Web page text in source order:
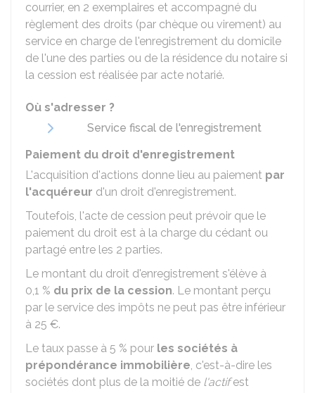
courrier, en 2 exemplaires et accompagné du
règlement des droits (par chèque ou virement) au
service en charge de l'enregistrement du domicile
de l'une des parties ou de la résidence du notaire si
la cession est réalisée par acte notarié.
Où s'adresser ?
Service fiscal de l'enregistrement
Paiement du droit d'enregistrement
L'acquisition d'actions donne lieu au paiement par
l'acquéreur d'un droit d'enregistrement.
Toutefois, l'acte de cession peut prévoir que le
paiement du droit est à la charge du cédant ou
partagé entre les 2 parties.
Le montant du droit d'enregistrement s'élève à
0,1 % du prix de la cession. Le montant perçu
par le service des impôts ne peut pas être inférieur
à 25 €.
Le taux passe à 5 % pour les sociétés à
prépondérance immobilière, c'est-à-dire les
sociétés dont plus de la moitié de l'actifest